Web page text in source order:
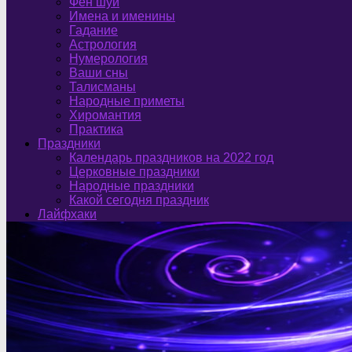
Имена и именины
Гадание
Астрология
Нумерология
Ваши сны
Талисманы
Народные приметы
Хиромантия
Практика
Праздники
Календарь праздников на 2022 год
Церковные праздники
Народные праздники
Какой сегодня праздник
Лайфхаки